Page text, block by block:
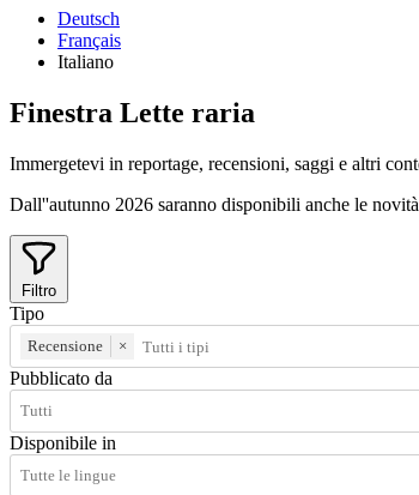
Deutsch
Français
Italiano
Finestra Lette raria
Immergetevi in reportage, recensioni, saggi e altri
Dall''autunno 2026 saranno disponibili anche le
Filtro
Tipo
Recensione ×
Pubblicato da
Disponibile in